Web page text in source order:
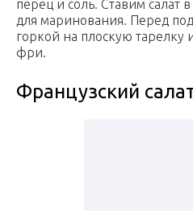
перец и соль. Ставим салат
для маринования. Перед
горкой на плоскую
фри.
Французский